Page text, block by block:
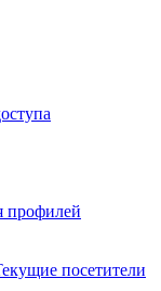
профилей
посетители